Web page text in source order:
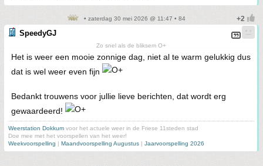
• zaterdag 30 mei 2026 @ 11:47 • 84
SpeedyGJ
Zo snel als de bliksem O+
Het is weer een mooie zonnige dag, niet al te warm gelukkig dus
dat is wel weer even fijn
Bedankt trouwens voor jullie lieve berichten, dat wordt erg
gewaardeerd!
Weerstation Dokkum voor het actuele weer in de Friese 11steden stad
Doe mee met het voorspellen van het weer!
Weekvoorspelling | Maandvoorspelling Augustus | Jaarvoorspelling 2026